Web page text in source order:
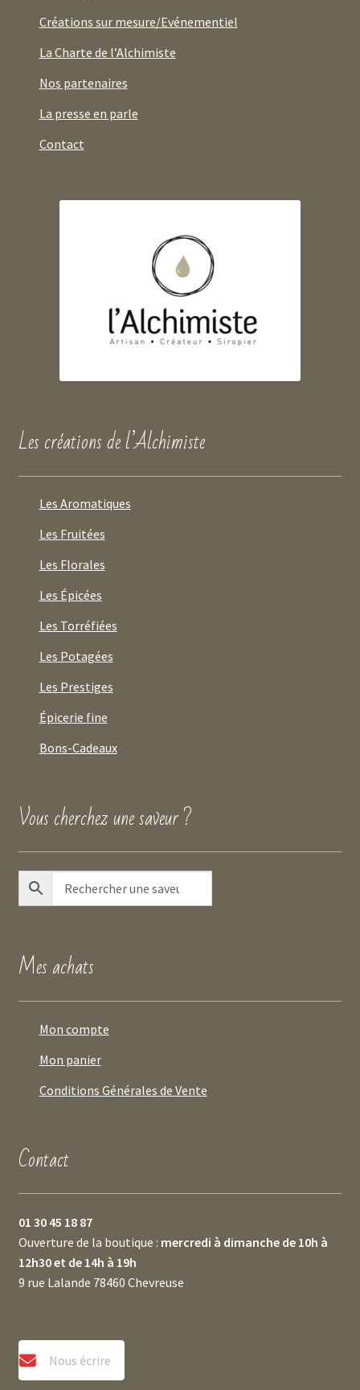
Créations sur mesure/Evénementiel
La Charte de l’Alchimiste
Nos partenaires
La presse en parle
Contact
Les créations de l’Alchimiste
Les Aromatiques
Les Fruitées
Les Florales
Les Épicées
Les Torréfiées
Les Potagées
Les Prestiges
Épicerie fine
Bons-Cadeaux
Vous cherchez une saveur ?
Mes achats
Mon compte
Mon panier
Conditions Générales de Vente
Contact
01 30 45 18 87
Ouverture de la boutique : mercredi à dimanche de 10h à
12h30 et de 14h à 19h
9 rue Lalande 78460 Chevreuse
Nous écrire